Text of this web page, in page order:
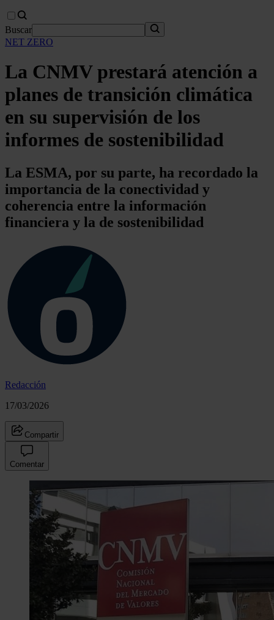
Buscar
NET ZERO
La CNMV prestará atención a
planes de transición climática
en su supervisión de los
informes de sostenibilidad
La ESMA, por su parte, ha recordado la
importancia de la conectividad y
coherencia entre la información
financiera y la de sostenibilidad
Redacción
17/03/2026
Compartir
Comentar